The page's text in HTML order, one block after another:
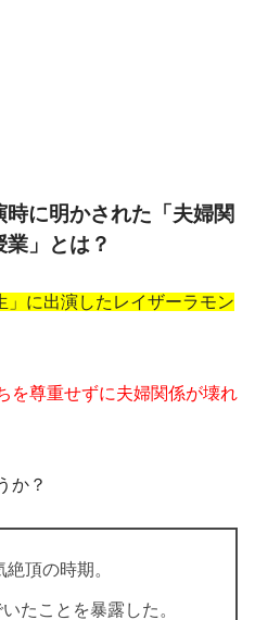
時に明かされた「夫婦関
」とは？
」に出演したレイザーラモン
を尊重せずに夫婦関係が壊れ
か？
頂の時期。
たことを暴露した。